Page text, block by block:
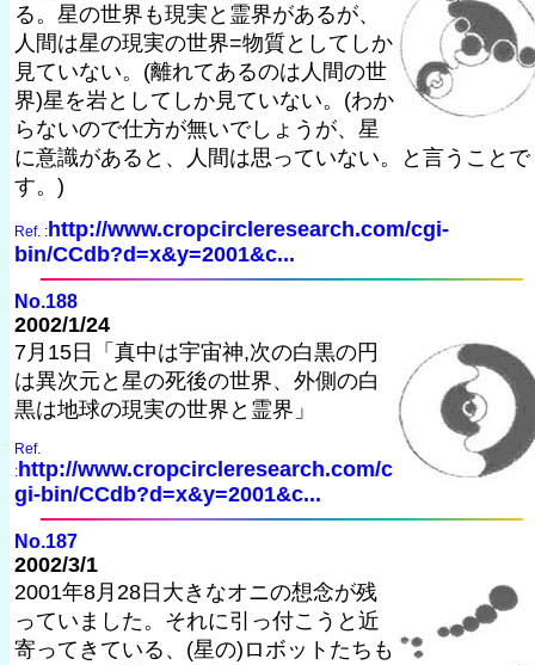
る。星の世界も現実と霊界があるが、
人間は星の現実の世界=物質としてしか
見ていない。(離れてあるのは人間の世
界)星を岩としてしか見ていない。(わか
らないので仕方が無いでしょうが、星
に意識があると、人間は思っていない。と言うことで
す。)
Ref. : http://www.cropcircleresearch.com/cgi-
bin/CCdb?d=x&y=2001&c...
No.188
2002/1/24
7月15日「真中は宇宙神,次の白黒の円
は異次元と星の死後の世界、外側の白
黒は地球の現実の世界と霊界」
Ref.
: http://www.cropcircleresearch.com/c
gi-bin/CCdb?d=x&y=2001&c...
No.187
2002/3/1
2001年8月28日大きなオニの想念が残
っていました。それに引っ付こうと近
寄ってきている、(星の)ロボットたちも